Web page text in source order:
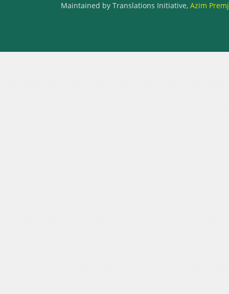
Maintained by Translations Initiative, Azim